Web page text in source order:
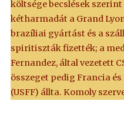
költsége becslések
kétharmadát a Grand
brazíliai gyártást és a
spiritiszták fizették; a
Fernandez, által vezetett
összeget pedig Francia
(USFF) állta. Komoly